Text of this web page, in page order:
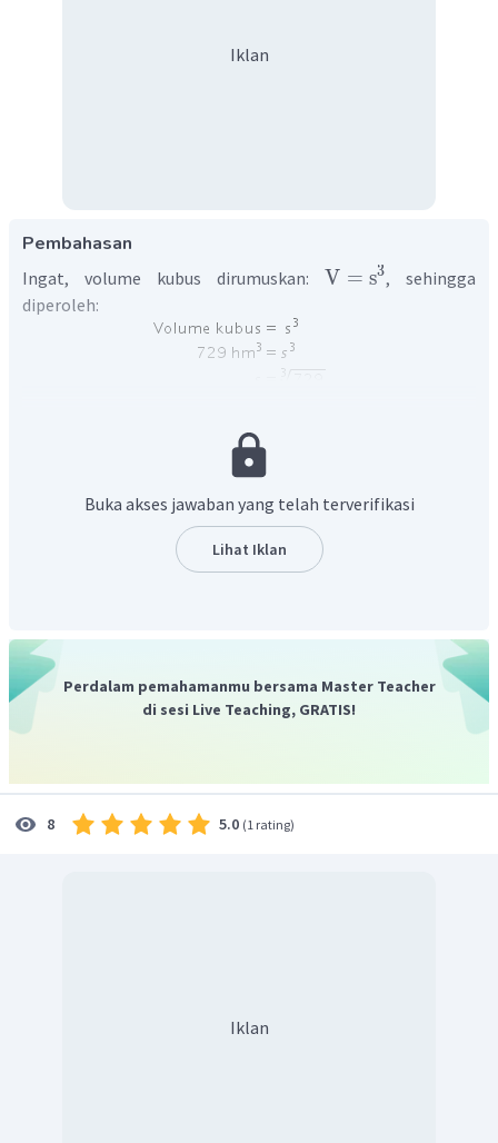
Iklan
Pembahasan
Ingat, volume kubus dirumuskan: V = s3, sehingga
diperoleh:
Buka akses jawaban yang telah terverifikasi
Lihat Iklan
Perdalam pemahamanmu bersama Master Teacher
di sesi Live Teaching, GRATIS!
8 5.0 (1 rating)
Iklan